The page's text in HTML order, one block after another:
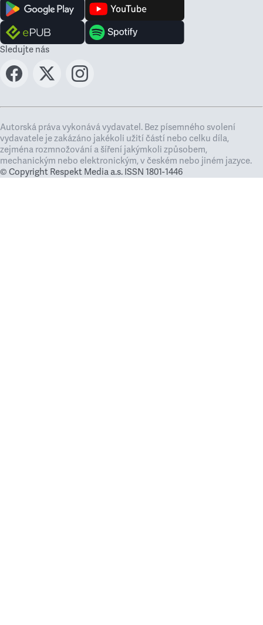
Sledujte nás
Autorská práva vykonává vydavatel. Bez písemného svolení
vydavatele je zakázáno jakékoli užití částí nebo celku díla,
zejména rozmnožování a šíření jakýmkoli způsobem,
mechanickým nebo elektronickým, v českém nebo jiném jazyce.
© Copyright Respekt Media a.s. ISSN 1801-1446